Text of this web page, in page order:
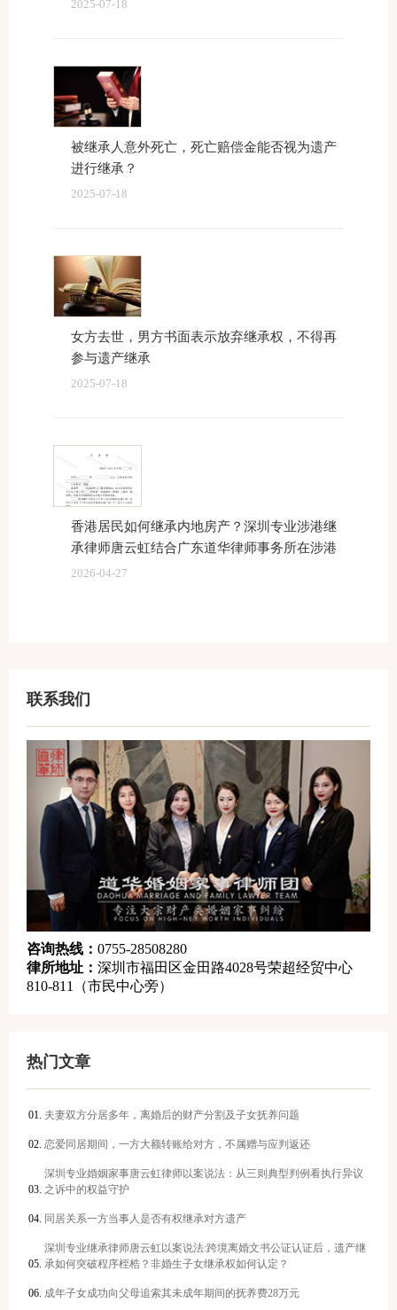
2025-07-18
被继承人意外死亡，死亡赔偿金能否视为遗产
进行继承？
2025-07-18
女方去世，男方书面表示放弃继承权，不得再
参与遗产继承
2025-07-18
香港居民如何继承内地房产？深圳专业涉港继
承律师唐云虹结合广东道华律师事务所在涉港
2026-04-27
联系我们
咨询热线： 0755-28508280
律所地址： 深圳市福田区金田路4028号荣超经贸中心
810-811（市民中心旁）
热门文章
夫妻双方分居多年，离婚后的财产分割及子女抚养问题
恋爱同居期间，一方大额转账给对方，不属赠与应判返还
深圳专业婚姻家事唐云虹律师以案说法：从三则典型判例看执行异议
之诉中的权益守护
同居关系一方当事人是否有权继承对方遗产
深圳专业继承律师唐云虹以案说法:跨境离婚文书公证认证后，遗产继
承如何突破程序桎梏？非婚生子女继承权如何认定？
成年子女成功向父母追索其未成年期间的抚养费28万元